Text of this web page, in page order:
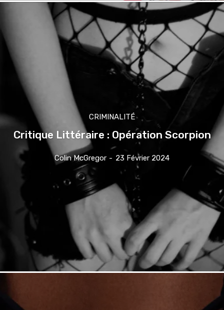
CRIMINALITÉ
Critique Littéraire : Opération Scorpion
Colin McGregor - 23 Février 2024